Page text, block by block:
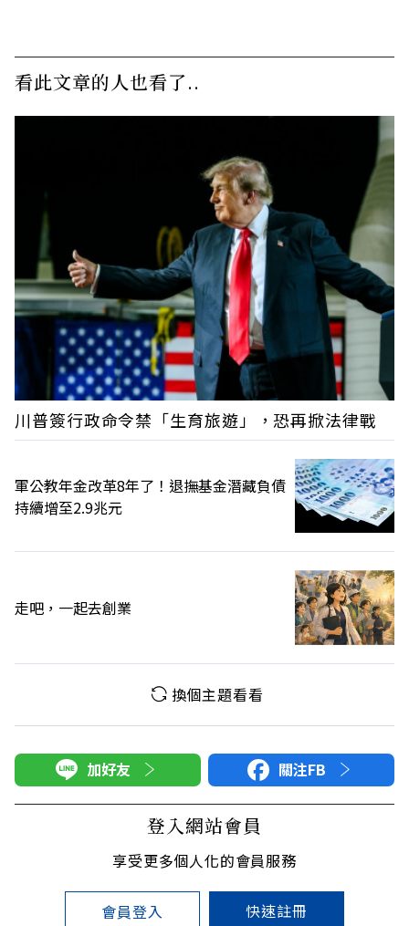
看此文章的人也看了..
川普簽行政命令禁「生育旅遊」，恐再掀法律戰
軍公教年金改革8年了！退撫基金潛藏負債
持續增至2.9兆元
走吧，一起去創業
換個主題看看
加好友 關注FB
登入網站會員
享受更多個人化的會員服務
會員登入 快速註冊